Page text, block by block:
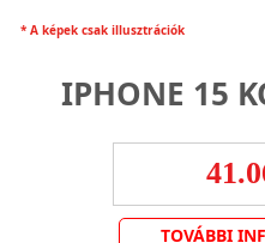
* A képek csak illusztrációk
IPHONE 15
TOVÁBBI